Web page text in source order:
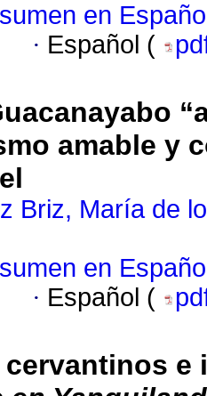
en
· Español (
amable y
Briz, María de
en
· Español (
cervantinos